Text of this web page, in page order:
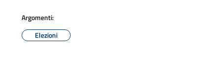
Argomenti:
Elezioni